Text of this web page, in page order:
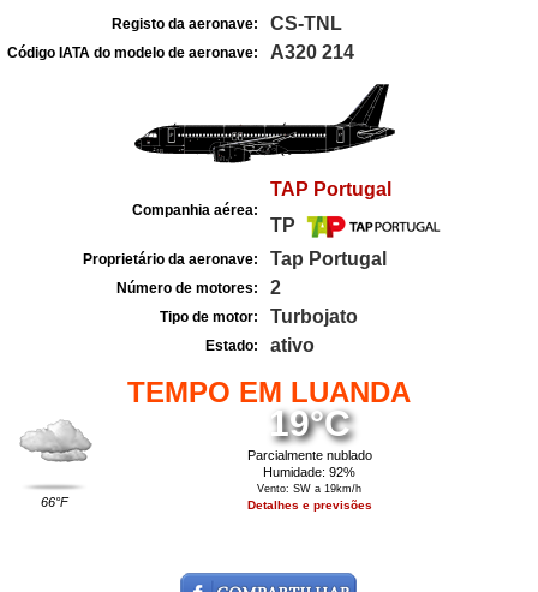
Registo da aeronave: CS-TNL
Código IATA do modelo de aeronave: A320 214
Companhia aérea:
TAP Portugal
TP
Proprietário da aeronave: Tap Portugal
Número de motores: 2
Tipo de motor: Turbojato
Estado: ativo
TEMPO EM LUANDA
66°F
19°C
Parcialmente nublado
Humidade: 92%
Vento: SW a 19km/h
Detalhes e previsões